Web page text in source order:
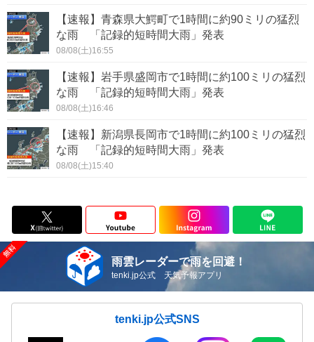
【速報】青森県大鰐町で1時間に約90ミリの猛烈
な雨 「記録的短時間大雨」発表
08/08(土)16:55
【速報】岩手県盛岡市で1時間に約100ミリの猛烈
な雨 「記録的短時間大雨」発表
08/08(土)16:46
【速報】新潟県長岡市で1時間に約100ミリの猛烈
な雨 「記録的短時間大雨」発表
08/08(土)15:40
雨雲レーダーで雨を回避！
tenki.jp公式 天気予報アプリ
tenki.jp公式SNS